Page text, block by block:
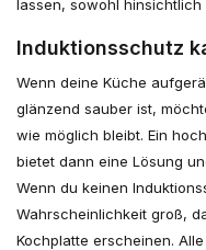
lassen, sowohl hinsichtlich
Induktionsschutz
Wenn deine Küche
glänzend sauber ist,
wie möglich bleibt. Ein
bietet dann eine Lösung
Wenn du keinen
Wahrscheinlichkeit groß,
Kochplatte erscheinen.